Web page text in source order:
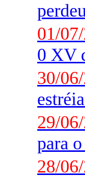
01/
0 XV
30/
29/
para
28/